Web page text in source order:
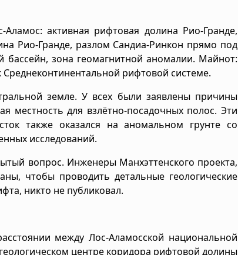
активная рифтовая долина Рио-Гранде,
Рио-Гранде, разлом Сандиа-Ринкон прямо под
зона геомагнитной аномалии. Майнот:
рифтовой системе.
земле. У всех были заявлены причины
местность для взлётно-посадочных полос. Эти
также оказался на аномальном грунте со
исследований.
вопрос. Инженеры Манхэттенского проекта,
чтобы проводить детальные геологические
никто не публиковал.
между Лос-Аламосской национальной
центре коридора рифтовой долины